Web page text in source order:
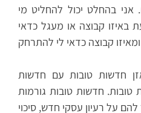
אני בהחלט יכול להחליט מי
באיזו קבוצה או מעגל כדאי
חדשות טובות עם חדשות
טובות. חדשות טובות גורמות
על רעיון עסקי חדש, סיכוי